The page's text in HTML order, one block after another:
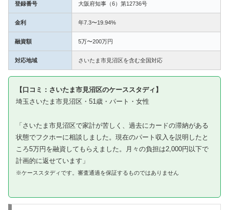
登録番号 大阪府知事（6）第12736号
金利 年7.3〜19.94%
融資額 5万〜200万円
対応地域 さいたま市見沼区を含む全国対応
【口コミ：さいたま市見沼区のケーススタディ】
埼玉さいたま市見沼区・51歳・パート・女性
「さいたま市見沼区で家計が苦しく、過去にカードの滞納がある
状態でフクホーに相談しました。現在のパート収入を説明したと
ころ5万円を融資してもらえました。月々の負担は2,000円以下で
計画的に返せています」
※ケーススタディです。審査通過を保証するものではありません